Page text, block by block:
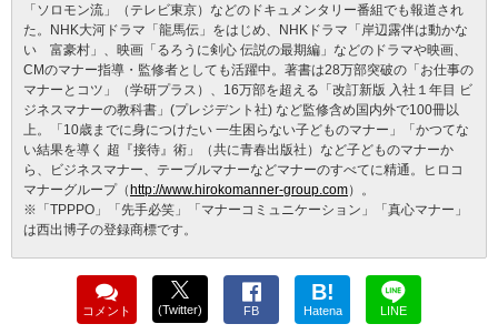
「ソロモン流」（テレビ東京）などのドキュメンタリー番組でも報道され
た。NHK大河ドラマ「龍馬伝」をはじめ、NHKドラマ「岸辺露伴は動かな
い 富豪村」、映画「るろうに剣心 伝説の最期編」などのドラマや映画、
CMのマナー指導・監修者としても活躍中。著書は28万部突破の「お仕事の
マナーとコツ」（学研プラス）、16万部を超える「改訂新版 入社１年目 ビ
ジネスマナーの教科書」(プレジデント社) など監修含め国内外で100冊以
上。「10歳までに身につけたい 一生困らない子どものマナー」「かつてな
い結果を導く 超『接待』術」（共に青春出版社）など子どものマナーか
ら、ビジネスマナー、テーブルマナーなどマナーのすべてに精通。ヒロコ
マナーグループ（ http://www.hirokomanner-group.com）。
※「TPPPO」「先手必笑」「マナーコミュニケーション」「真心マナー」
は西出博子の登録商標です。
コメント (Twitter) FB
B!
Hatena LINE